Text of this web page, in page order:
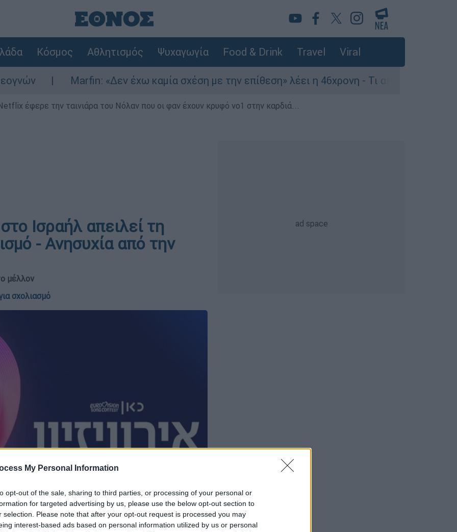
My Personal Information
opt-out of the sale, sharing to third parties, or processing of your personal or
for targeted advertising by us, please use the below opt-out section to
selection. Please note that after your opt-out request is processed you may
interest-based ads based on personal information utilized by us or personal
Κόσμος Αθλητισμός Ψυχαγωγία Food & Drink Travel Viral
Marfin: «Δεν έχω καμία σχέση με την επίθεση» λέει η 46χρονη - Τι αποκάλυψε στους
έφερε την ταινιάρα του Νόλαν που οι φαν έχουν κρυφό νο1 στην καρδιά...
Ισραήλ απειλεί τη
- Ανησυχία από την
μέλλον
σχολιασμό